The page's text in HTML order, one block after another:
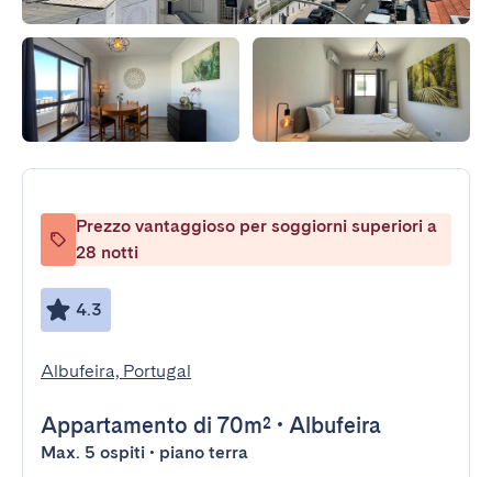
Prezzo vantaggioso per soggiorni superiori a
28 notti
4.3
Albufeira, Portugal
Appartamento di 70m² • Albufeira
Max. 5 ospiti • piano terra